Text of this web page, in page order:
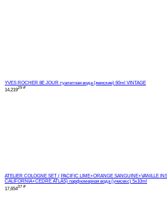
YVES ROCHER 8E JOUR туалетная вода (женские) 60ml VINTAGE
14,21929 ₽
ATELIER COLOGNE SET ( PACIFIC LIME+ORANGE SANGUINE+VANILLE
CALIFORNIA+CEDRE ATLAS) парфюмерная вода (унисекс) 5x10ml
17,65437 ₽